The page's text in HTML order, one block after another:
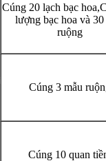
Cúng 20 lạch bạc
lượng bạc hoa và 30
ruộng
Cúng 3 mẫu
Cúng 10 quan